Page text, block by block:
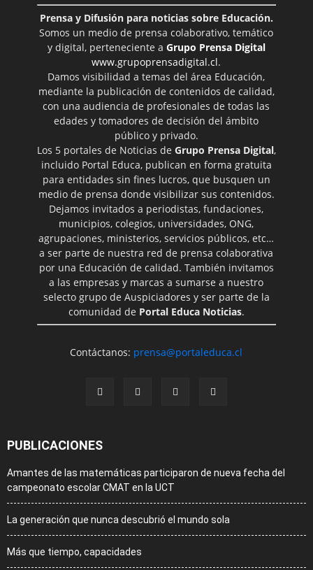
Prensa y Difusión para noticias sobre Educación.
Somos un medio de prensa colaborativo, temático
y digital, perteneciente a Grupo Prensa Digital
www.grupoprensadigital.cl.
Damos visibilidad a temas del área Educación,
mediante la publicación de contenidos de calidad,
con una audiencia de profesionales de todas las
edades y tomadores de decisión del ámbito
público y privado.
Los 5 portales de Noticias de Grupo Prensa Digital,
incluido Portal Educa, publican en forma gratuita
para entidades sin fines lucros, que busquen un
medio de prensa donde visibilizar sus contenidos.
Dejamos invitados a periodistas, fundaciones,
municipios, colegios, universidades, ONG,
agrupaciones, ministerios, servicios públicos, etc…
a ser parte de nuestra red de prensa colaborativa
por una Educación de calidad. También invitamos
a las empresas y marcas a sumarse a nuestro
selecto grupo de Auspiciadores y ser parte de la
comunidad de Portal Educa Noticias.
Contáctanos: prensa@portaleduca.cl
PUBLICACIONES
Amantes de las matemáticas participaron de nueva fecha del
campeonato escolar CMAT en la UCT
La generación que nunca descubrió el mundo sola
Más que tiempo, capacidades